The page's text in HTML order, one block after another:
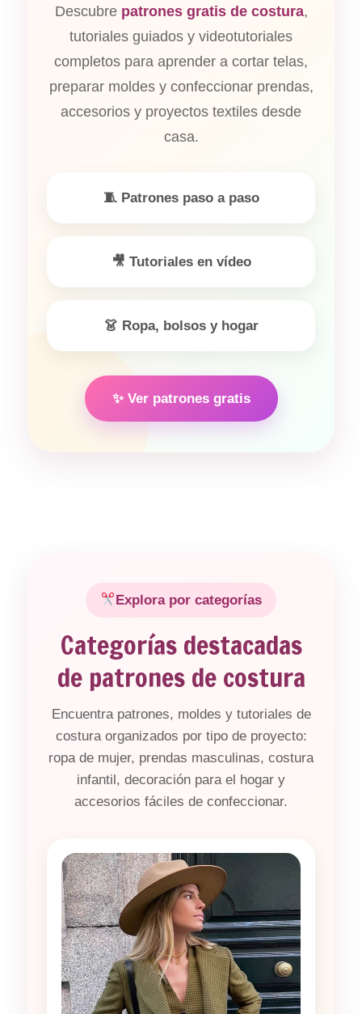
Descubre patrones gratis de costura,
tutoriales guiados y videotutoriales
completos para aprender a cortar telas,
preparar moldes y confeccionar prendas,
accesorios y proyectos textiles desde
casa.
🧵 Patrones paso a paso
🎥 Tutoriales en vídeo
👗 Ropa, bolsos y hogar
✨ Ver patrones gratis
Explora por categorías
Categorías destacadas
de patrones de costura
Encuentra patrones, moldes y tutoriales de
costura organizados por tipo de proyecto:
ropa de mujer, prendas masculinas, costura
infantil, decoración para el hogar y
accesorios fáciles de confeccionar.